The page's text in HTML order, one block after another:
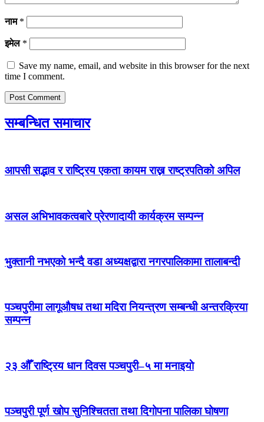
नाम *
इमेल *
Save my name, email, and website in this browser for the next
time I comment.
सम्बन्धित समाचार
आपसी सद्भाव र राष्ट्रिय एकता कायम राख्न राष्ट्रपतिको अपिल
असल अभिभावकत्वबारे प्रेरणादायी कार्यक्रम सम्पन्न
भुक्तानी नभएको भन्दै वडा अध्यक्षद्वारा नगरपालिकामा तालाबन्दी
पञ्चपुरीमा लागूऔषध तथा मदिरा नियन्त्रण सम्बन्धी अन्तरक्रिया
सम्पन्न
२३ औँ राष्ट्रिय धान दिवस पञ्चपुरी–५ मा मनाइयाे
पञ्चपुरी पूर्ण खोप सुनिश्चितता तथा दिगोपना पालिका घोषणा